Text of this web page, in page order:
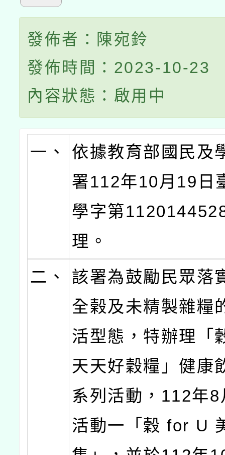
發佈者：陳宛鈴
發佈時間：2023-10-23
內容狀態：啟用中
一、
依據教育部國民及
署112年10月19日
學字第
理。
二、
該署為鼓勵民眾落
全榖及未精製雜糧
活型態，特辦理「
天天好穀糧」健康
系列活動，112年
活動一「穀 for U